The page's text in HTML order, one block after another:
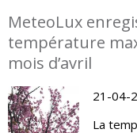
MeteoLux
température
mois d’avril
21-04-
La